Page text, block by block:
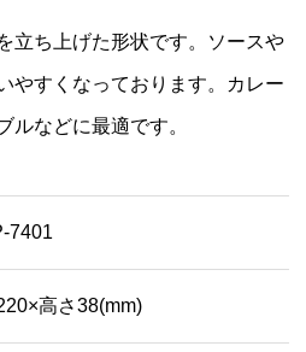
立ち上げた形状です。ソースや
やすくなっております。カレー
ルなどに最適です。
7401
高さ38(mm)